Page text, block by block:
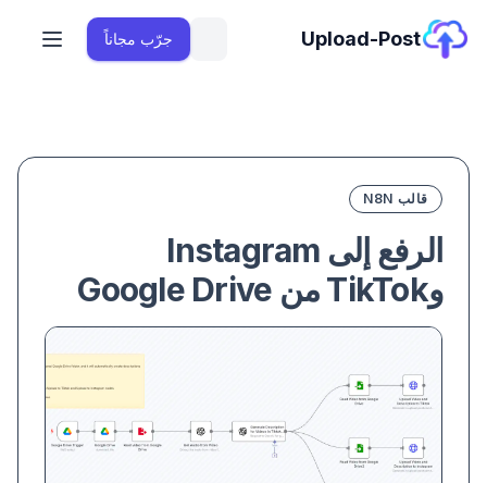
Upload-Post جرّب مجاناً
قالب N8N
الرفع إلى Instagram
وTikTok من Google Drive